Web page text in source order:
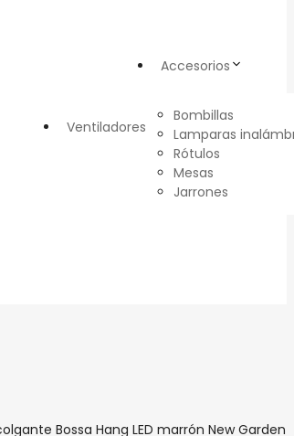
Ventiladores
Accesorios
Bombillas
Lamparas
Rótulos
Mesas
Jarrones